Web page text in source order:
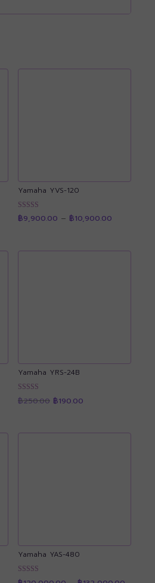
Yamaha YVS-120
ให้คะแนน
4.90
฿9,900.00 – ฿10,900.00range:
Current
Yamaha YRS-24B
ให้คะแนน
4.92
฿250.00 Original
price
฿190.00price
Yamaha YAS-480
ให้คะแนน